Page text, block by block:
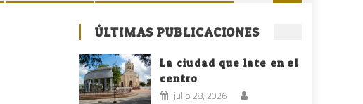
ÚLTIMAS PUBLICACIONES
La ciudad que late en el
centro
julio 28, 2026